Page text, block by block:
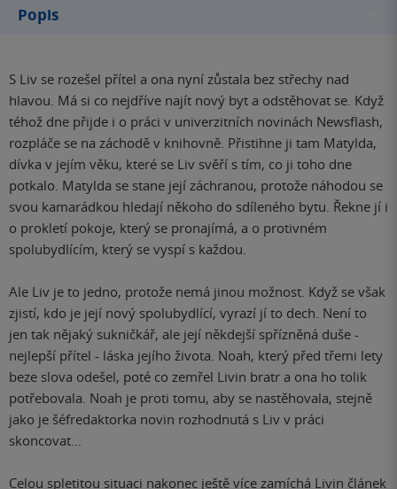
Popis
S Liv se rozešel přítel a ona nyní zůstala bez střechy nad
hlavou. Má si co nejdříve najít nový byt a odstěhovat se. Když
téhož dne přijde i o práci v univerzitních novinách Newsflash,
rozpláče se na záchodě v knihovně. Přistihne ji tam Matylda,
dívka v jejím věku, které se Liv svěří s tím, co ji toho dne
potkalo. Matylda se stane její záchranou, protože náhodou se
svou kamarádkou hledají někoho do sdíleného bytu. Řekne jí i
o prokletí pokoje, který se pronajímá, a o protivném
spolubydlícím, který se vyspí s každou.
Ale Liv je to jedno, protože nemá jinou možnost. Když se však
zjistí, kdo je její nový spolubydlící, vyrazí jí to dech. Není to
jen tak nějaký sukničkář, ale její někdejší spřízněná duše -
nejlepší přítel - láska jejího života. Noah, který před třemi lety
beze slova odešel, poté co zemřel Livin bratr a ona ho tolik
potřebovala. Noah je proti tomu, aby se nastěhovala, stejně
jako je šéfredaktorka novin rozhodnutá s Liv v práci
skoncovat...
Celou spletitou situaci nakonec ještě více zamíchá Livin článek